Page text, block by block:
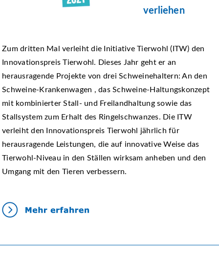
verliehen
Zum dritten Mal verleiht die Initiative Tierwohl (ITW) den
Innovationspreis Tierwohl. Dieses Jahr geht er an
herausragende Projekte von drei Schweinehaltern: An den
Schweine-Krankenwagen , das Schweine-Haltungskonzept
mit kombinierter Stall- und Freilandhaltung sowie das
Stallsystem zum Erhalt des Ringelschwanzes. Die ITW
verleiht den Innovationspreis Tierwohl jährlich für
herausragende Leistungen, die auf innovative Weise das
Tierwohl-Niveau in den Ställen wirksam anheben und den
Umgang mit den Tieren verbessern.